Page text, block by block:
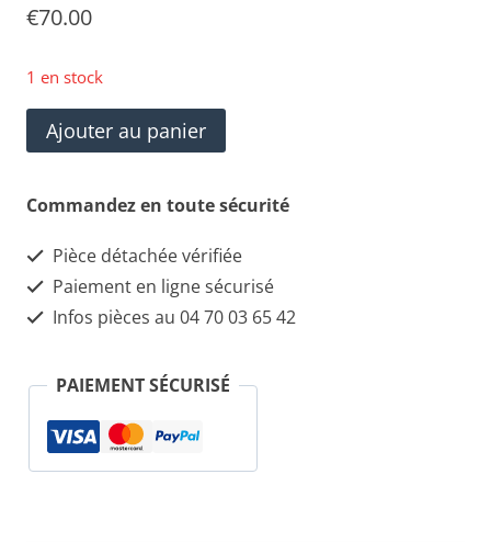
€70.00
1 en stock
quantité
de
Volant
Alfa
Roméo
Ajouter au panier
Commandez en toute sécurité
Pièce détachée vérifiée
Paiement en ligne sécurisé
Infos pièces au 04 70 03 65 42
PAIEMENT SÉCURISÉ